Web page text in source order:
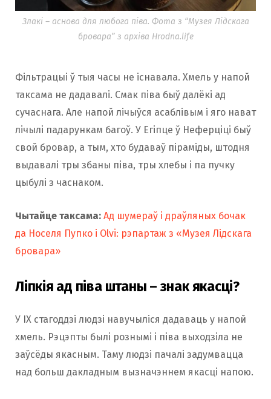
Злакі – аснова для любога піва. Фота з “Музея Лідскага
бровара” з архіва Hrodna.life
Фільтрацыі ў тыя часы не існавала. Хмель у напой
таксама не дадавалі. Смак піва быў далёкі ад
сучаснага. Але напой лічыўся асаблівым і яго нават
лічылі падарункам багоў. У Егіпце ў Неферціці быў
свой бровар, а тым, хто будаваў піраміды, штодня
выдавалі тры збаны піва, тры хлебы і па пучку
цыбулі з часнаком.
Чытайце таксама: Ад шумераў і драўляных бочак
да Носеля Пупко і Olvi: рэпартаж з «Музея Лідскага
бровара»
Ліпкія ад піва штаны – знак якасці?
У IX стагоддзі людзі навучыліся дадаваць у напой
хмель. Рэцэпты былі рознымі і піва выходзіла не
заўсёды якасным. Таму людзі пачалі задумвацца
над больш дакладным вызначэннем якасці напою.